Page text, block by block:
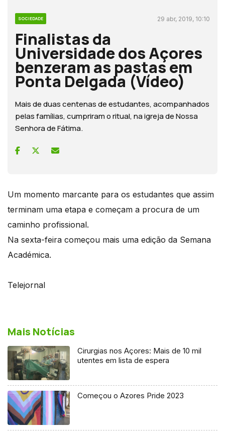
SOCIEDADE 29 abr, 2019, 10:10
Finalistas da
Universidade dos Açores
benzeram as pastas em
Ponta Delgada (Vídeo)
Mais de duas centenas de estudantes, acompanhados
pelas famílias, cumpriram o ritual, na igreja de Nossa
Senhora de Fátima.
Um momento marcante para os estudantes que assim
terminam uma etapa e começam a procura de um
caminho profissional.
Na sexta-feira começou mais uma edição da Semana
Académica.
Telejornal
Mais Notícias
Cirurgias nos Açores: Mais de 10 mil
utentes em lista de espera
Começou o Azores Pride 2023